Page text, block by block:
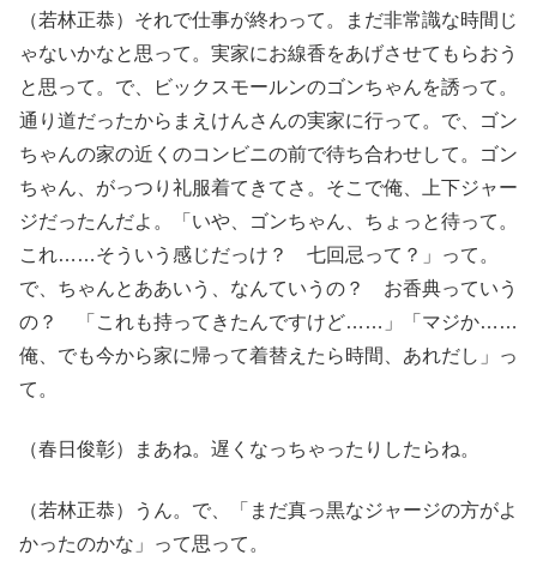
（若林正恭）それで仕事が終わって。まだ非常識な時間じ
ゃないかなと思って。実家にお線香をあげさせてもらおう
と思って。で、ビックスモールンのゴンちゃんを誘って。
通り道だったからまえけんさんの実家に行って。で、ゴン
ちゃんの家の近くのコンビニの前で待ち合わせして。ゴン
ちゃん、がっつり礼服着てきてさ。そこで俺、上下ジャー
ジだったんだよ。「いや、ゴンちゃん、ちょっと待って。
これ……そういう感じだっけ？ 七回忌って？」って。
で、ちゃんとああいう、なんていうの？ お香典っていう
の？ 「これも持ってきたんですけど……」「マジか……
俺、でも今から家に帰って着替えたら時間、あれだし」っ
て。
（春日俊彰）まあね。遅くなっちゃったりしたらね。
（若林正恭）うん。で、「まだ真っ黒なジャージの方がよ
かったのかな」って思って。